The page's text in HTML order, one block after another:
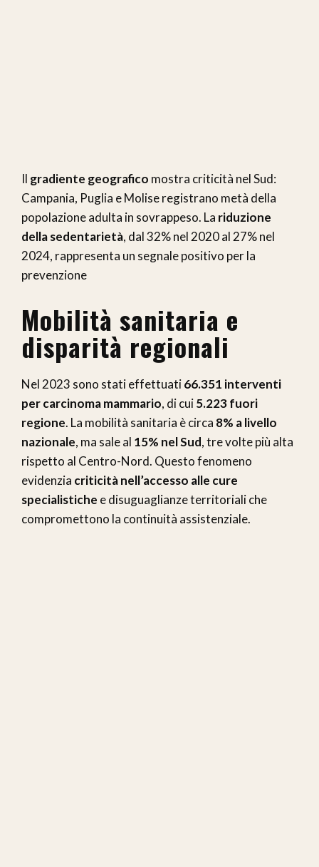
Il gradiente geografico mostra criticità nel Sud:
Campania, Puglia e Molise registrano metà della
popolazione adulta in sovrappeso. La riduzione
della sedentarietà, dal 32% nel 2020 al 27% nel
2024, rappresenta un segnale positivo per la
prevenzione
Mobilità sanitaria e
disparità regionali
Nel 2023 sono stati effettuati66.351 interventi
per carcinoma mammario, di cui5.223 fuori
regione. La mobilità sanitaria è circa 8% a livello
nazionale, ma sale al 15% nel Sud, tre volte più alta
rispetto al Centro-Nord. Questo fenomeno
evidenzia criticità nell’accesso alle cure
specialistiche e disuguaglianze territoriali che
compromettono la continuità assistenziale.